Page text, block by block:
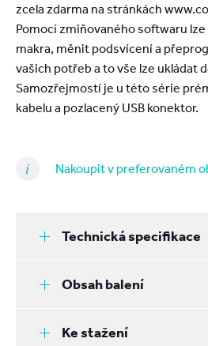
zcela zdarma na stránkách
Pomocí zmiňovaného softwaru
makra, měnit podsvícení a
vašich potřeb a to vše lze ukládat
Samozřejmostí je u této série
kabelu a pozlacený USB konektor.
Nakoupit v preferovaném
Technická specifikace
Obsah balení
Ke stažení